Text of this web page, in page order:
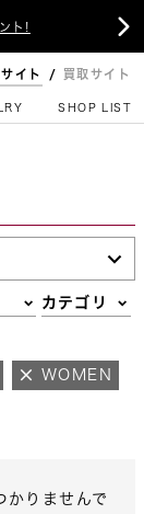
ト! 
イト 買取サイト
SHOP LIST
カテゴリ
WOMEN
かりませんで